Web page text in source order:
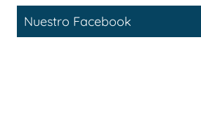
Nuestro Facebook